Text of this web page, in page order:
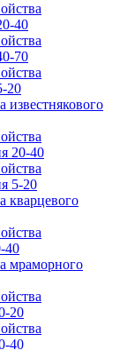
40
70
20
известнякового
20-40
5-20
кварцевого
40
мраморного
20
40